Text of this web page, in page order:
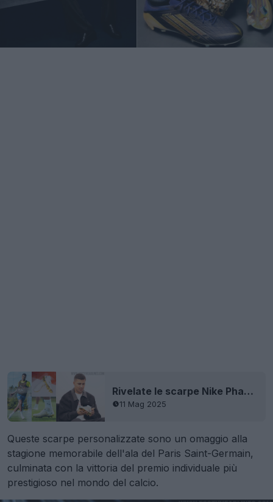
Rivelate le scarpe Nike Phantom Luna 2 Rodri Ballon d'Or
11 Mag 2025
Queste scarpe personalizzate sono un omaggio alla
stagione memorabile dell'ala del Paris Saint-Germain,
culminata con la vittoria del premio individuale più
prestigioso nel mondo del calcio.